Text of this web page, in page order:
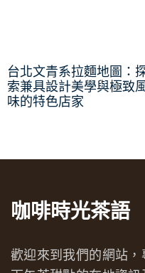
台北文青系拉麵地圖：
索兼具設計美學與極致
味的特色店家
咖啡時光茶語
歡迎來到我們的網站